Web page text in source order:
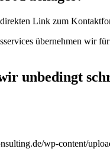
Link zum
übernehmen wir
unbedingt
wp-content/